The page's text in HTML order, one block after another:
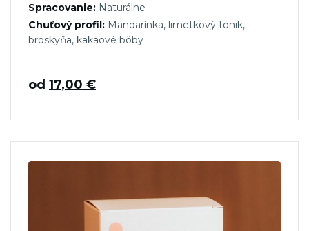
Spracovanie: Naturálne
Chuťový profil: Mandarínka, limetkový tonik,
broskyňa, kakaové bôby
od 17,00 €